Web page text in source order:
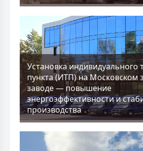
Установка индивидуального
пункта (ИТП) на Московском
заводе — повышение
энергоэффективности и
производства